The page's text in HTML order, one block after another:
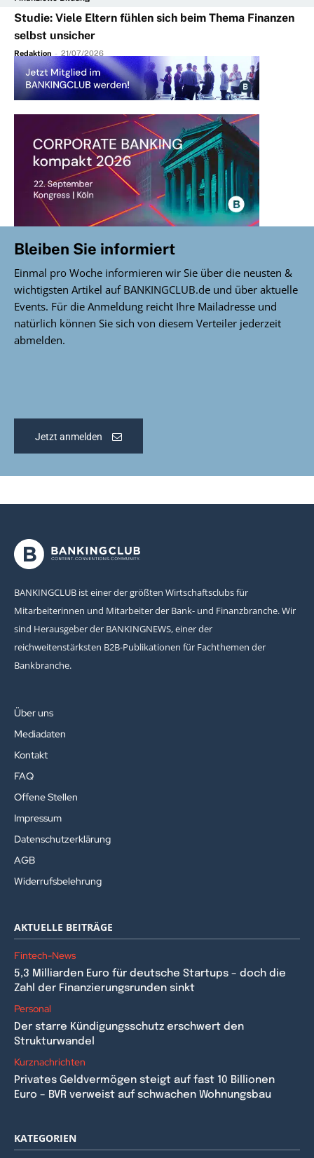
Studie: Viele Eltern fühlen sich beim Thema Finanzen
selbst unsicher
Redaktion - 21/07/2026
Bleiben Sie informiert
Einmal pro Woche informieren wir Sie über die neusten &
wichtigsten Artikel auf BANKINGCLUB.de und über aktuelle
Events. Für die Anmeldung reicht Ihre Mailadresse und
natürlich können Sie sich von diesem Verteiler jederzeit
abmelden.
Jetzt anmelden
BANKINGCLUB ist einer der größten Wirtschaftsclubs für
Mitarbeiterinnen und Mitarbeiter der Bank- und Finanzbranche. Wir
sind Herausgeber der BANKINGNEWS, einer der
reichweitenstärksten B2B-Publikationen für Fachthemen der
Bankbranche.
Über uns
Mediadaten
Kontakt
FAQ
Offene Stellen
Impressum
Datenschutzerklärung
AGB
Widerrufsbelehrung
AKTUELLE BEITRÄGE
Fintech-News
5,3 Milliarden Euro für deutsche Startups – doch die
Zahl der Finanzierungsrunden sinkt
Personal
Der starre Kündigungsschutz erschwert den
Strukturwandel
Kurznachrichten
Privates Geldvermögen steigt auf fast 10 Billionen
Euro – BVR verweist auf schwachen Wohnungsbau
KATEGORIEN